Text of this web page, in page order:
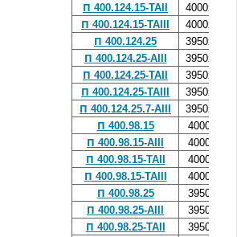
П 400.124.15-TAII
П 400.124.15-TAIII
П 400.124.25
П 400.124.25-AIII
П 400.124.25-TAII
П 400.124.25-TAIII
П 400.124.25.7-AIII
П 400.98.15
П 400.98.15-AIII
П 400.98.15-TAII
П 400.98.15-TAIII
П 400.98.25
П 400.98.25-AIII
П 400.98.25-TAII